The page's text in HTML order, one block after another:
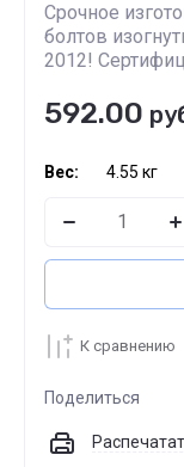
Срочное
болтов
2012!
592.00
Вес: 4.55 кг
К сравнению
Поделиться